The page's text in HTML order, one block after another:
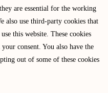
are essential for the working
also use third-party cookies that
this website. These cookies
consent. You also have the
out of some of these cookies